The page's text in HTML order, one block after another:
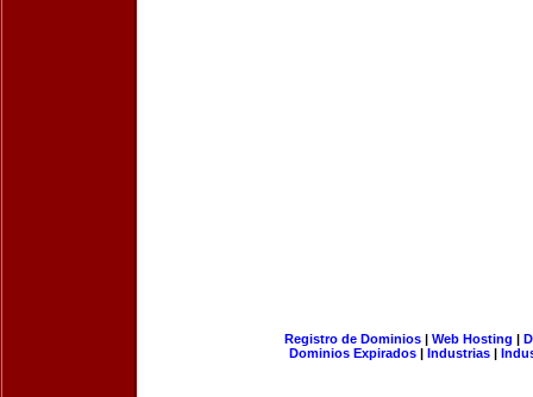
Registro de Dominios| Web Hosting |
Dominios Expirados | Industrias |